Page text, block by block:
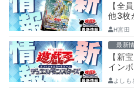
【全
他3枚
の伝
H宮田
最新
【新
イン
イブ
玉の
よしも